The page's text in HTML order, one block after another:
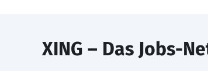
XING – Das Jobs-